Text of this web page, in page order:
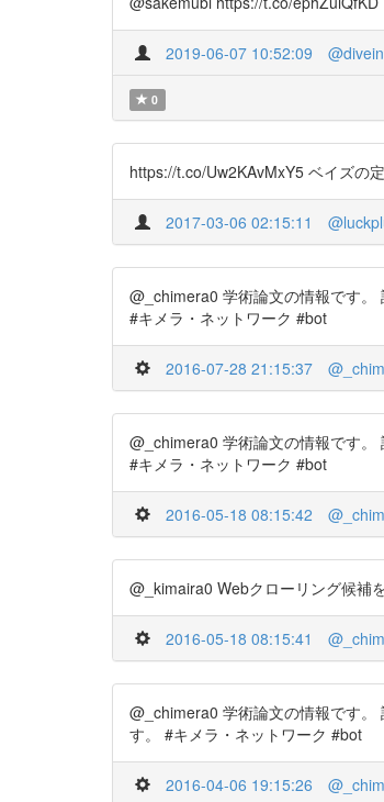
2019-06-07 10:52:09
0
https://t.co/Uw2KAvMxY5 ベイズの
2017-03-06 02:15:11
@_chimera0 学術論文の情報です
#キメラ・ネットワーク #bot
2016-07-28 21:15:37
@_chimera0 学術論文の情報です
#キメラ・ネットワーク #bot
2016-05-18 08:15:42
@_kimaira0 Webクローリング候補
2016-05-18 08:15:41
@_chimera0 学術論文の情報です
す。 #キメラ・ネットワーク #bot
2016-04-06 19:15:26